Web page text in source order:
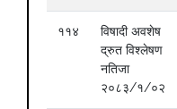
११४
विषादी अवशेष
द्रुत विश्लेषण
नतिजा
२०८३/१/०२